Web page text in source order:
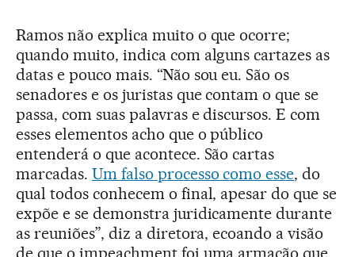
Ramos não explica muito o que ocorre;
quando muito, indica com alguns cartazes as
datas e pouco mais. “Não sou eu. São os
senadores e os juristas que contam o que se
passa, com suas palavras e discursos. E com
esses elementos acho que o público
entenderá o que acontece. São cartas
marcadas. Um falso processo como esse, do
qual todos conhecem o final, apesar do que se
expõe e se demonstra juridicamente durante
as reuniões”, diz a diretora, ecoando a visão
de que o impeachment foi uma armação que